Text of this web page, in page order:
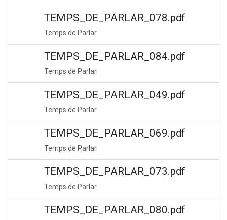
TEMPS_DE_PARLAR_078.pdf
Temps de Parlar
TEMPS_DE_PARLAR_084.pdf
Temps de Parlar
TEMPS_DE_PARLAR_049.pdf
Temps de Parlar
TEMPS_DE_PARLAR_069.pdf
Temps de Parlar
TEMPS_DE_PARLAR_073.pdf
Temps de Parlar
TEMPS_DE_PARLAR_080.pdf